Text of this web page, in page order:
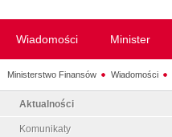
Wiadomości Minister
Ministerstwo Finansów Wiadomości
Aktualności
Komunikaty